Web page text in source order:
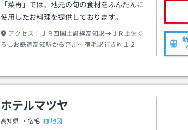
「菜再」では、地元の旬の食材をふんだんに
使用したお料理を提供しております。
アクセス：
ＪＲ四国土讃線高知駅→ＪＲ土佐く
ろしお鉄道高知駅から窪川～宿毛駅行き約１２０
ホテルマツヤ
高知県 宿毛
地図